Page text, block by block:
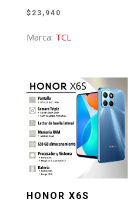
$ 23,940
Marca: TCL
HONOR X6S